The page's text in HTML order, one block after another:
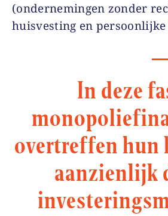
(ondernemingen zonder
huisvesting en
In deze
overtreffen
aanzienlijk